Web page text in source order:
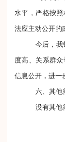
水平，严格按
法应主动公开的
今后，我
度高、关系群
信息公开，进一
六、其他
没有其他